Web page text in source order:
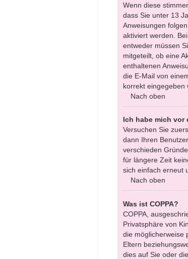
Wenn diese
dass Sie unter 13
Anweisungen
aktiviert werden.
entweder müssen
mitgeteilt, ob eine
enthaltenen
die E-Mail von
korrekt eingegeben
Nach oben
Ich habe mich vor
Versuchen Sie
dann Ihren
verschieden
für längere Zeit
sich einfach erneut
Nach oben
Was ist COPPA?
COPPA,
Privatsphäre von
die möglicherweise
Eltern
dies auf Sie oder